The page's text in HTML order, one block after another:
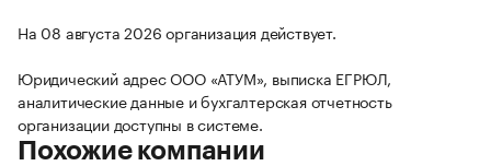
На 08 августа 2026 организация действует.
Юридический адрес ООО «АТУМ», выписка ЕГРЮЛ,
аналитические данные и бухгалтерская отчетность
организации доступны в системе.
Похожие компании